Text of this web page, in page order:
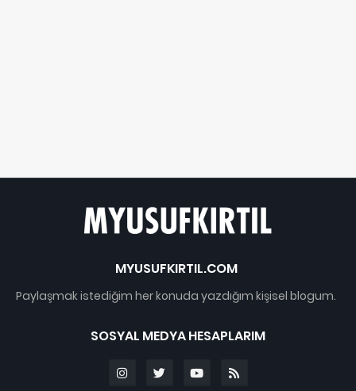
MYUSUFKIRTIL.COM
Paylaşmak istediğim her konuda yazdığım kişisel blogum.
SOSYAL MEDYA HESAPLARIM